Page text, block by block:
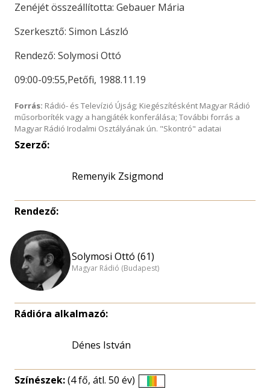
Zenéjét összeállította: Gebauer Mária
Szerkesztő: Simon László
Rendező: Solymosi Ottó
09:00-09:55,Petőfi, 1988.11.19
Forrás: Rádió- és Televízió Újság; Kiegészítésként Magyar Rádió
műsorboríték vagy a hangjáték konferálása; További forrás a
Magyar Rádió Irodalmi Osztályának ún. "Skontró" adatai
Szerző:
Remenyik Zsigmond
Rendező:
Solymosi Ottó (61)
Magyar Rádió (Budapest)
Rádióra alkalmazó:
Dénes István
Színészek:(4 fő, átl. 50 év)